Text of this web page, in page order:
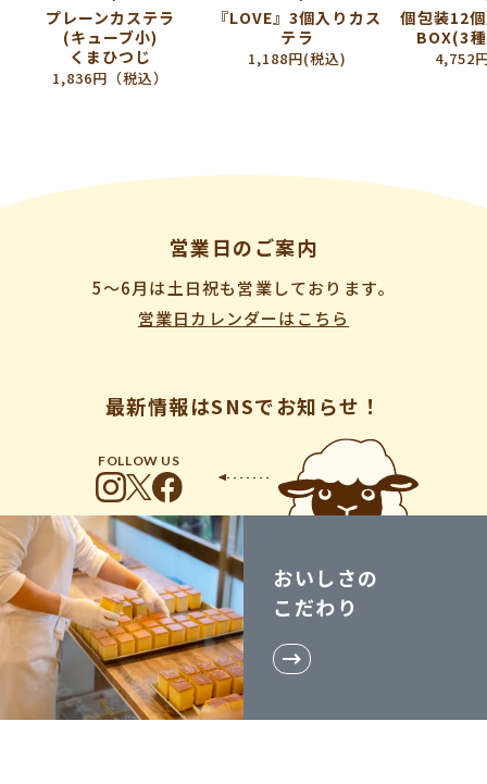
プレーンカステラ
(キューブ小)
くまひつじ
1,836円（税込）
『LOVE』3個入りカス
テラ
1,188円(税込)
個包装12
BOX(3
4,752
営業日のご案内
5〜6月は土日祝も営業しております。
営業日カレンダーはこちら
最新情報はSNSでお知らせ！
FOLLOW US
おいしさの
こだわり